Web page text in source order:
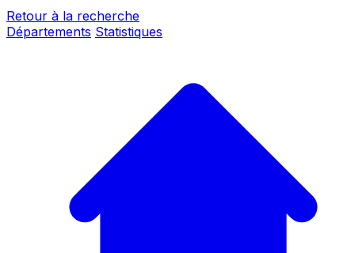
Retour à la recherche
Départements Statistiques